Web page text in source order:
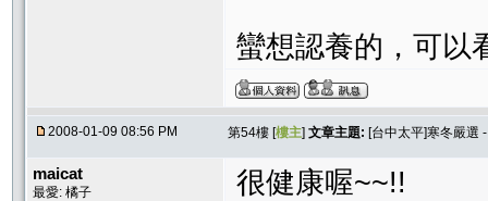
蠻想認養的，可以
2008-01-09 08:56 PM 第54樓 [樓主] 文章主題: [台中太平]寒冬嚴選
maicat
最愛: 橘子 很健康喔~~!!